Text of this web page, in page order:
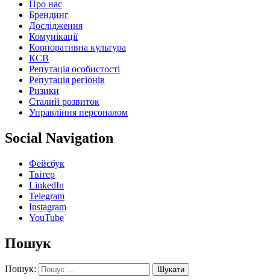
Про нас
Брендинг
Дослідження
Комунікації
Корпоративна культура
КСВ
Репутація особистості
Репутація регіонів
Ризики
Сталий розвиток
Управління персоналом
Social Navigation
Фейсбук
Твітер
LinkedIn
Telegram
Instagram
YouTube
Пошук
Пошук: